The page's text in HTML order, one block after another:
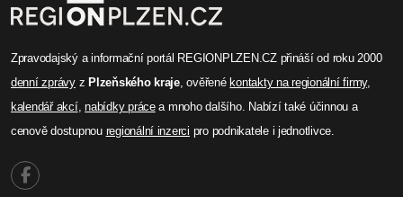
Zpravodajský a informační portál REGIONPLZEN.CZ přináší od roku 2000
denní zprávyz Plzeňského kraje, ověřené kontakty na regionální firmy,
kalendář akcí,nabídky prácea mnoho dalšího. Nabízí také účinnou a
cenově dostupnou regionální inzerci pro podnikatele i jednotlivce.